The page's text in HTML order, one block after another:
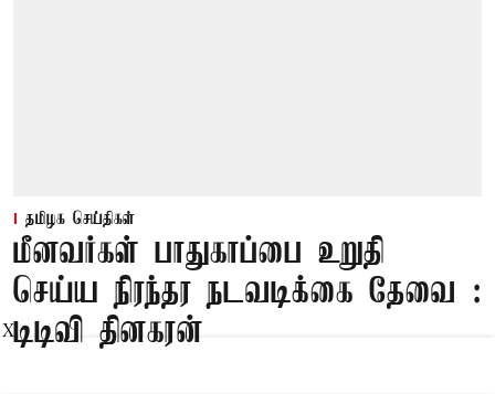
தமிழக செய்திகள்
மீனவர்கள் பாதுகாப்பை உறுதி
செய்ய நிரந்தர நடவடிக்கை தேவை :
டிடிவி தினகரன்
X